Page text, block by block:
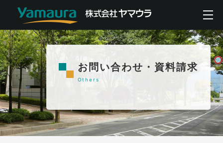
お問い合わせ・資料請求
Others